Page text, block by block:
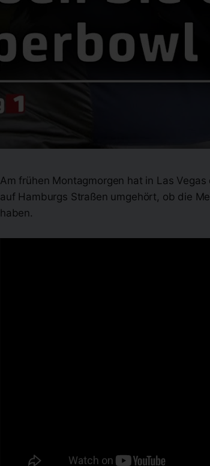
Am frühen Montagmorgen hat in Las
auf Hamburgs Straßen umgehört, ob die
haben.